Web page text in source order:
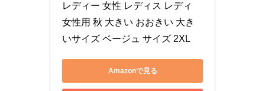
レディー 女性 レディス レディ
女性用 秋 大きい おおきい 大き
いサイズ ベージュ サイズ 2XL
Amazonで見る